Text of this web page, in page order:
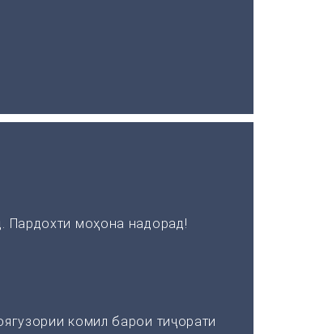
Пардохти моҳона надорад!
комил барои тиҷорати